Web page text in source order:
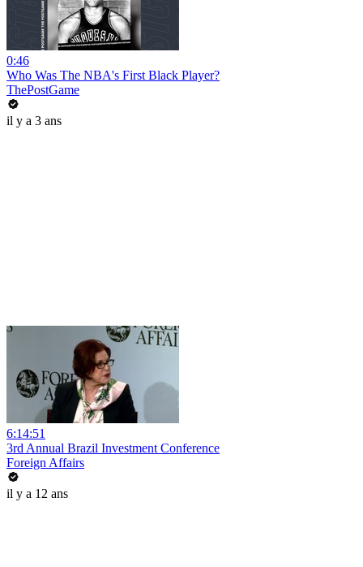
0:46
Who Was The NBA's First Black Player?
ThePostGame
il y a 3 ans
6:14:51
3rd Annual Brazil Investment Conference
Foreign Affairs
il y a 12 ans